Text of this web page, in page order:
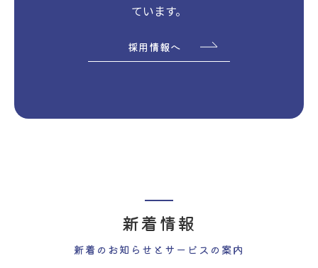
ています。
採用情報へ
新着のお知らせとサービスの案内
新着情報